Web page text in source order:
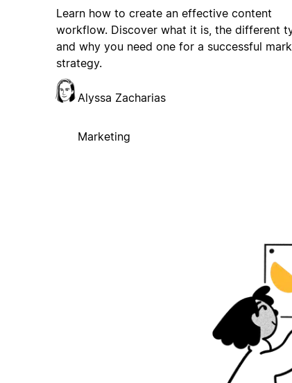
Learn how to create an effective content
workflow. Discover what it is, the different
and why you need one for a successful
strategy.
Alyssa Zacharias
Marketing